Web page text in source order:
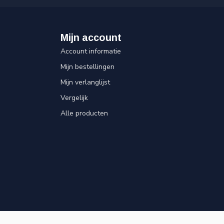
Mijn account
Account informatie
Mijn bestellingen
Mijn verlanglijst
Vergelijk
Alle producten